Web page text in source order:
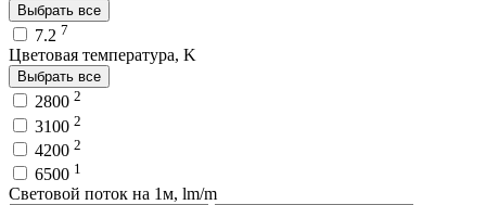
Выбрать все
7.2 7
Цветовая температура, K
Выбрать все
2800 2
3100 2
4200 2
6500 1
Световой поток на 1м, lm/m